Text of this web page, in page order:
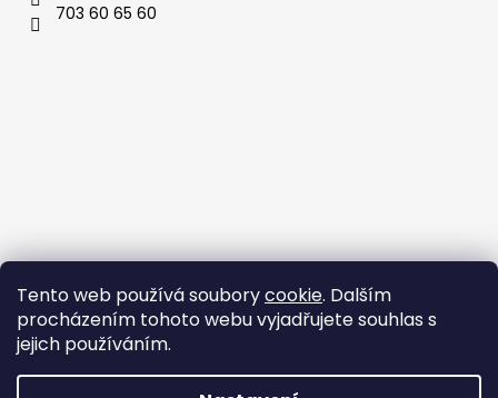
Tento web používá souborycookie. Dalším
procházením tohoto webu vyjadřujete souhlas s
jejich používáním.
703 60 65 60